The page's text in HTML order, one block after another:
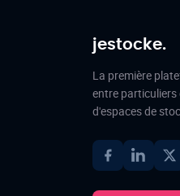
jestocke.
La première
entre
d'espaces de